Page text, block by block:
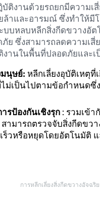
ติงานด้วยรถยกมีความเ
ล้าและอารมณ์ ซึ่งทำให้
บหลบหลีกสิ่งกีดขวางอั
ย ซึ่งสามารถลดความเ
านในพื้นที่ปลอดภัยและเ
นุษย์: หลีกเลี่ยงอุบัติเหตุ
เป็นไปตามข้อกำหนดซึ่
รป้องกันเชิงรุก: รวมเข้า
ามารถตรวจจับสิ่งกีดข
วหรือหยุดโดยอัตโนมัติ
การหลีกเลี่ยงสิ่งกีดขวางอัจฉริย